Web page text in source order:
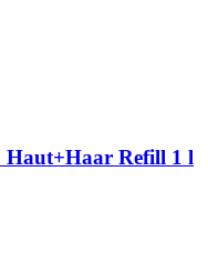
Haut+Haar Refill 1 l